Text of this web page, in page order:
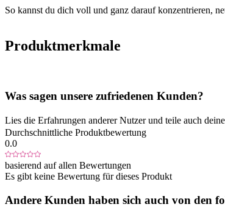
So kannst du dich voll und ganz darauf konzentrieren,
Produktmerkmale
Was sagen unsere zufriedenen Kunden?
Lies die Erfahrungen anderer Nutzer und teile auch
Durchschnittliche Produktbewertung
0.0
basierend auf allen Bewertungen
Es gibt keine Bewertung für dieses Produkt
Andere Kunden haben sich auch von den